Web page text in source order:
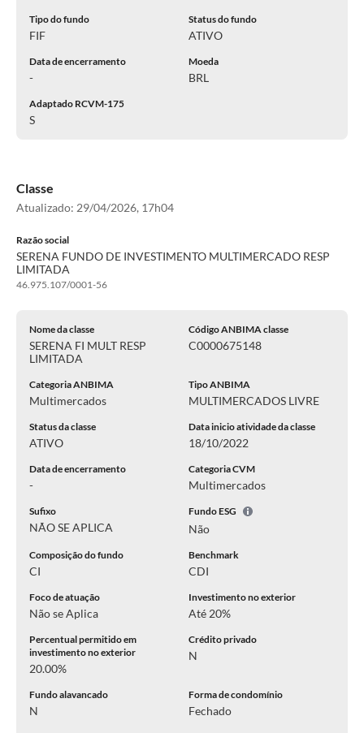
Tipo do fundo
FIF
Status do fundo
ATIVO
Data de encerramento
-
Moeda
BRL
Adaptado RCVM-175
S
Classe
Atualizado: 29/04/2026, 17h04
Razão social
SERENA FUNDO DE INVESTIMENTO MULTIMERCADO RESP
LIMITADA
46.975.107/0001-56
Nome da classe
SERENA FI MULT RESP
LIMITADA
Código ANBIMA classe
C0000675148
Categoria ANBIMA
Multimercados
Tipo ANBIMA
MULTIMERCADOS LIVRE
Status da classe
ATIVO
Data inicio atividade da classe
18/10/2022
Data de encerramento
-
Categoria CVM
Multimercados
Sufixo
NÃO SE APLICA
Fundo ESG
Não
Composição do fundo
CI
Benchmark
CDI
Foco de atuação
Não se Aplica
Investimento no exterior
Até 20%
Percentual permitido em
investimento no exterior
20.00%
Crédito privado
N
Fundo alavancado
N
Forma de condomínio
Fechado